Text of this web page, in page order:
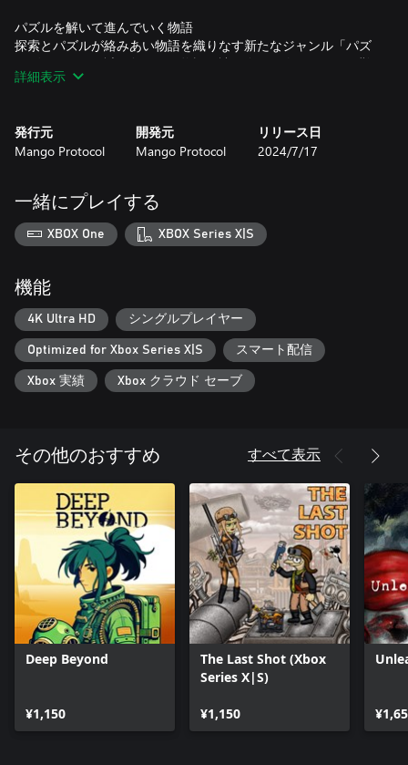
パズルを解いて進んでいく物語
探索とパズルが絡みあい物語を織りなす新たなジャンル「パズ
ルヴァニア」。謎に包まれた物語を読み進め、次々と現れる難
題を解き明かしましょう。
魔法のおもちゃを作れば、隠された秘密を解き明かしたり、行
けなかった場所に入ったり、過去の記憶からアイテムを実体化
ないか、よく探してみましょう。
キュートでダークな世界を探索
錬金術や不気味な虫についての注釈と絵が書き込まれたノー
う。
運命を受け入れるということ
操り、誇り、許し、贖いが混ざりあったダークなストーリー。
あなた自身の運命を選び取りましょう。
詳細表示
発行元
Mango Protocol
開発元
Mango Protocol
リリース日
2024/7/17
一緒にプレイする
XBOX One XBOX Series X|S
機能
4K Ultra HD シングルプレイヤー
Optimized for Xbox Series X|S スマート配信
Xbox 実績 Xbox クラウド セーブ
その他のおすすめ すべて表示
Deep Beyond
¥1,150
The Last Shot (Xbox
Series X|S)
¥1,150